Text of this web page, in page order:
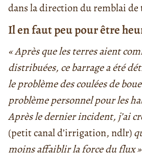
dans la direction du remblai de
Il en faut peu pour être
« Après que les terres aient
distribuées, ce barrage a été
le problème des coulées de
problème personnel pour les
Après le dernier incident, j’ai
(petit canal d’irrigation, ndlr)
moins affaiblir la force du flux »